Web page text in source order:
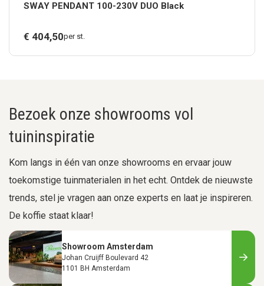
SWAY PENDANT 100-230V DUO Black
€ 404,50per st.
Bezoek onze showrooms vol
tuininspiratie
Kom langs in één van onze showrooms en ervaar jouw
toekomstige tuinmaterialen in het echt. Ontdek de nieuwste
trends, stel je vragen aan onze experts en laat je inspireren.
De koffie staat klaar!
Showroom Amsterdam
Johan Cruijff Boulevard 42
1101 BH Amsterdam